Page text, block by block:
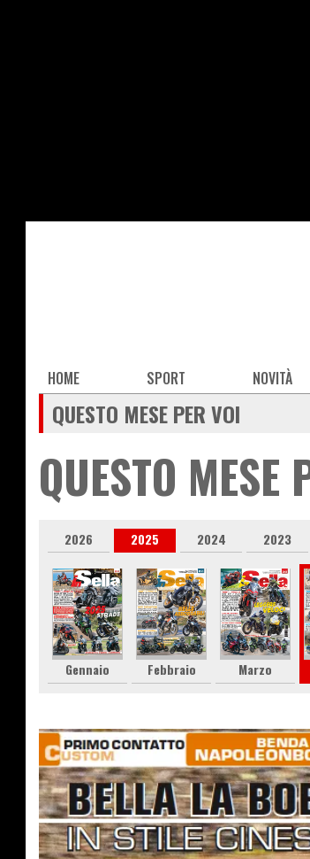
Main
navigation
HOME SPORT NOVITÀ
QUESTO MESE PER VOI
QUESTO MESE
2026 2025 2024 2023
Gennaio Febbraio Marzo